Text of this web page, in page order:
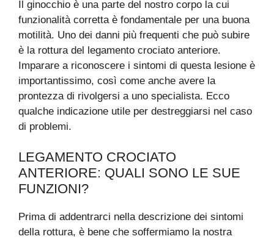
Il ginocchio è una parte del nostro corpo la cui
funzionalità corretta è fondamentale per una buona
motilità. Uno dei danni più frequenti che può subire
è la rottura del legamento crociato anteriore.
Imparare a riconoscere i sintomi di questa lesione è
importantissimo, così come anche avere la
prontezza di rivolgersi a uno specialista. Ecco
qualche indicazione utile per destreggiarsi nel caso
di problemi.
LEGAMENTO CROCIATO
ANTERIORE: QUALI SONO LE SUE
FUNZIONI?
Prima di addentrarci nella descrizione dei sintomi
della rottura, è bene che soffermiamo la nostra